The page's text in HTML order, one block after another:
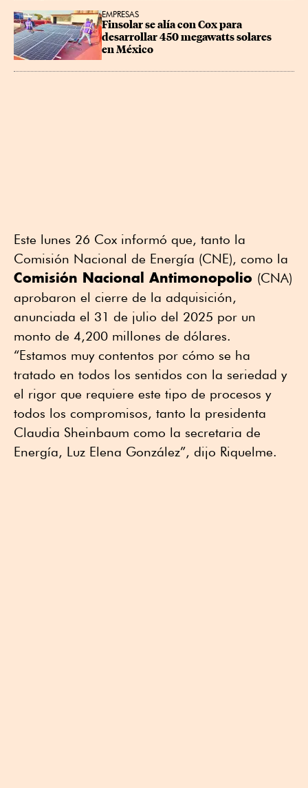
EMPRESAS
Finsolar se alía con Cox para
desarrollar 450 megawatts solares
en México
Este lunes 26 Cox informó que, tanto la
Comisión Nacional de Energía (CNE), como la
Comisión Nacional Antimonopolio (CNA)
aprobaron el cierre de la adquisición,
anunciada el 31 de julio del 2025 por un
monto de 4,200 millones de dólares.
“Estamos muy contentos por cómo se ha
tratado en todos los sentidos con la seriedad y
el rigor que requiere este tipo de procesos y
todos los compromisos, tanto la presidenta
Claudia Sheinbaum como la secretaria de
Energía, Luz Elena González”, dijo Riquelme.